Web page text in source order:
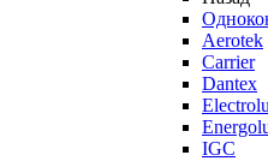
Aerotek
Carrier
Dantex
IGC